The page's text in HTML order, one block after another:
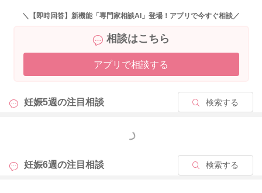
＼【即時回答】新機能「専門家相談AI」登場！アプリで今すぐ相談／
相談はこちら
アプリで相談する
妊娠5週の注目相談 検索する
もっと見る
妊娠6週の注目相談 検索する